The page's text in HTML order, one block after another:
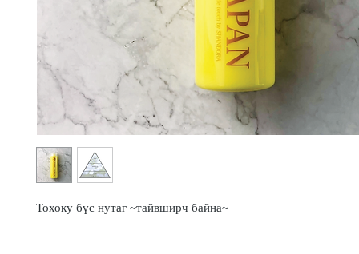
Тохоку бүс нутаг ~тайвширч байна~